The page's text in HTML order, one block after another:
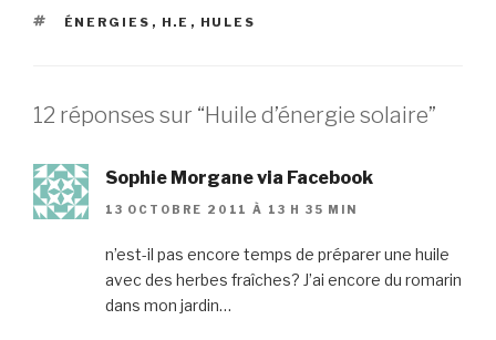
ÉTIQUETTES
ÉNERGIES , H.E , HULES
12 réponses sur “Huile d’énergie solaire”
Sophie Morgane via Facebook
13 OCTOBRE 2011 À 13 H 35 MIN
n’est-il pas encore temps de préparer une huile
avec des herbes fraîches? J’ai encore du romarin
dans mon jardin…